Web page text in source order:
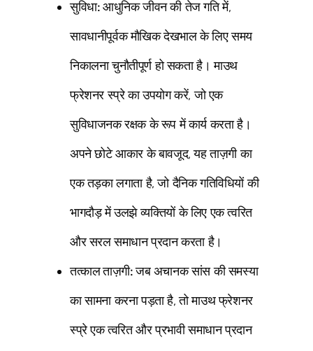
सुविधा:आधुनिक जीवन की तेज गति में,
सावधानीपूर्वक मौखिक देखभाल के लिए समय
निकालना चुनौतीपूर्ण हो सकता है। माउथ
फ्रेशनर स्प्रे का उपयोग करें, जो एक
सुविधाजनक रक्षक के रूप में कार्य करता है।
अपने छोटे आकार के बावजूद, यह ताज़गी का
एक तड़का लगाता है, जो दैनिक गतिविधियों की
भागदौड़ में उलझे व्यक्तियों के लिए एक त्वरित
और सरल समाधान प्रदान करता है।
तत्काल ताज़गी:जब अचानक सांस की समस्या
का सामना करना पड़ता है, तो माउथ फ्रेशनर
स्प्रे एक त्वरित और प्रभावी समाधान प्रदान